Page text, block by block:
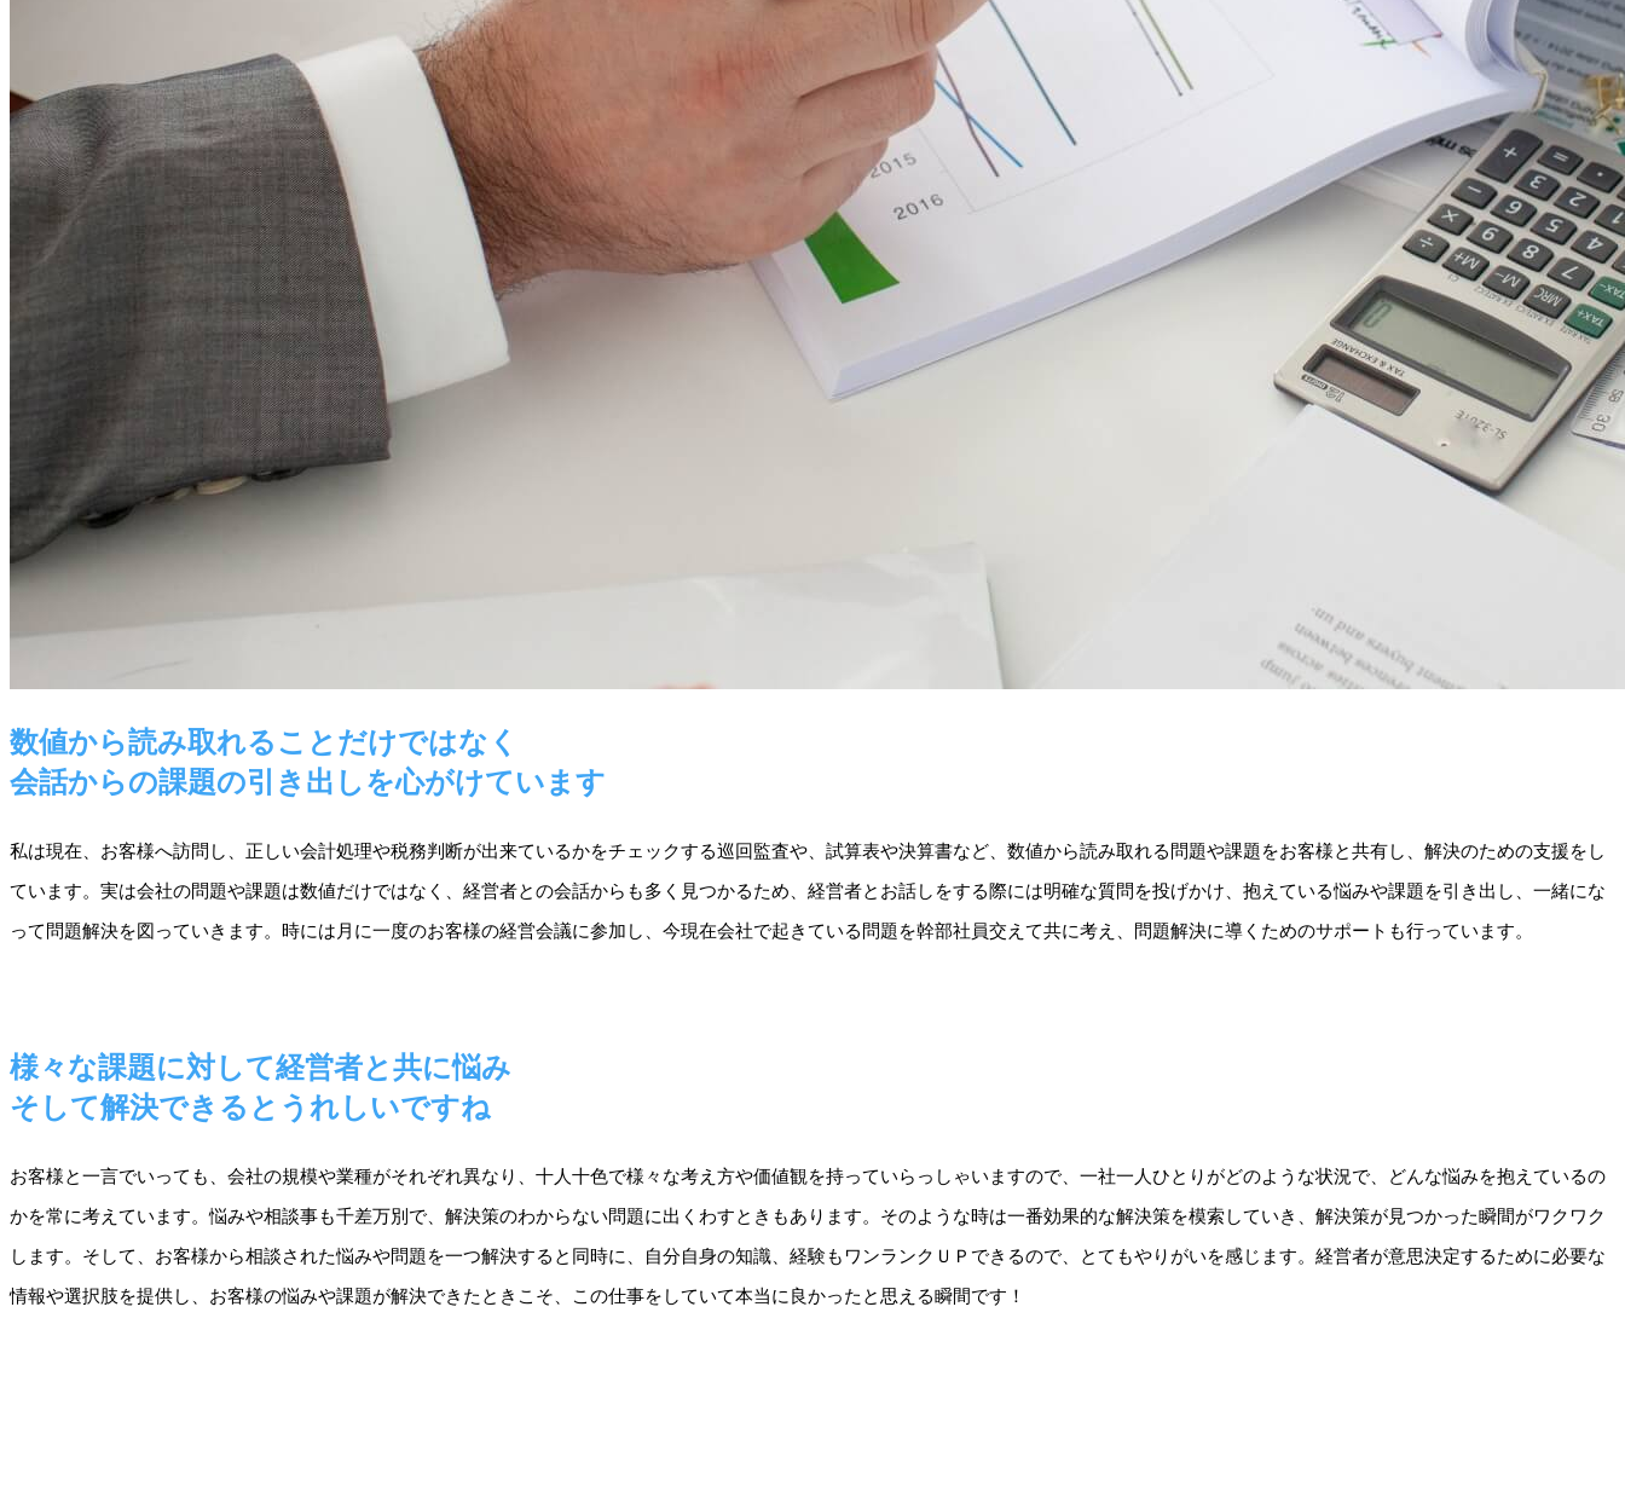
数値から読み取れることだけではなく
会話からの課題の引き出しを心がけています
私は現在、お客様へ訪問し、正しい会計処理や税務判断が出来ているかをチェックする巡回監査や、試算表や決算書など、数値から読み取れる問題や課題をお客様と共有し、解決のための支援をし
ています。実は会社の問題や課題は数値だけではなく、経営者との会話からも多く見つかるため、経営者とお話しをする際には明確な質問を投げかけ、抱えている悩みや課題を引き出し、一緒にな
って問題解決を図っていきます。時には月に一度のお客様の経営会議に参加し、今現在会社で起きている問題を幹部社員交えて共に考え、問題解決に導くためのサポートも行っています。
様々な課題に対して経営者と共に悩み
そして解決できるとうれしいですね
お客様と一言でいっても、会社の規模や業種がそれぞれ異なり、十人十色で様々な考え方や価値観を持っていらっしゃいますので、一社一人ひとりがどのような状況で、どんな悩みを抱えているの
かを常に考えています。悩みや相談事も千差万別で、解決策のわからない問題に出くわすときもあります。そのような時は一番効果的な解決策を模索していき、解決策が見つかった瞬間がワクワク
します。そして、お客様から相談された悩みや問題を一つ解決すると同時に、自分自身の知識、経験もワンランクＵＰできるので、とてもやりがいを感じます。経営者が意思決定するために必要な
情報や選択肢を提供し、お客様の悩みや課題が解決できたときこそ、この仕事をしていて本当に良かったと思える瞬間です！